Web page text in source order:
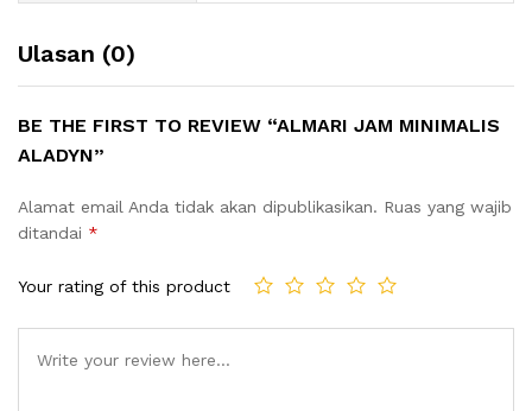
Ulasan (0)
BE THE FIRST TO REVIEW “ALMARI JAM MINIMALIS
ALADYN”
Alamat email Anda tidak akan dipublikasikan. Ruas yang wajib
ditandai *
Your rating of this product